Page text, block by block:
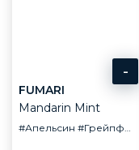
-
FUMARI
Mandarin Mint
#Апельсин #Грейпфрут